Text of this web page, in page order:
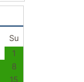
Su
1
8
15